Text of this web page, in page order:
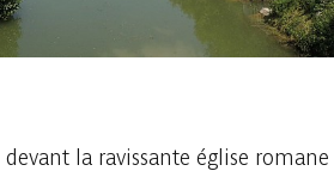
la ravissante église romane